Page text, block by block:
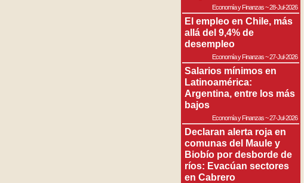
Economía y Finanzas~28-Jul-2026
El empleo en Chile, más
allá del 9,4% de
desempleo
Economía y Finanzas~27-Jul-2026
Salarios mínimos en
Latinoamérica:
Argentina, entre los más
bajos
Economía y Finanzas~27-Jul-2026
Declaran alerta roja en
comunas del Maule y
Biobío por desborde de
ríos: Evacúan sectores
en Cabrero